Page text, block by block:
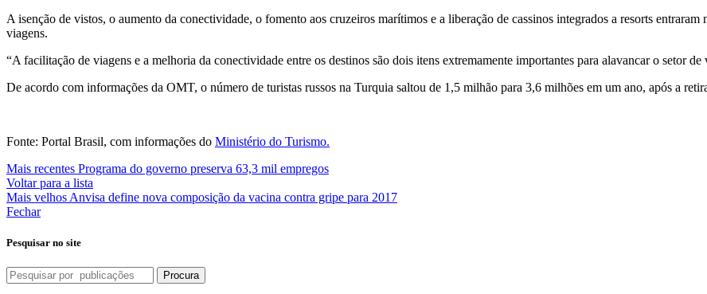
A isenção de vistos, o aumento da conectividade, o fomento aos cruzeiros marítimos e a liberação de cassinos integrados a resorts
viagens.
“A facilitação de viagens e a melhoria da conectividade entre os destinos são dois itens extremamente importantes para alavancar o setor
De acordo com informações da OMT, o número de turistas russos na Turquia saltou de 1,5 milhão para 3,6 milhões em um ano, após a
Fonte: Portal Brasil, com informações do Ministério do Turismo.
Mais recentes Programa do governo preserva 63,3 mil empregos
Voltar para a lista
Mais velhos Anvisa define nova composição da vacina contra gripe para 2017
Fechar
Pesquisar no site
Procura